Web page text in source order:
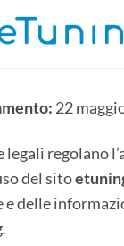
22
regolano
del sito
e delle